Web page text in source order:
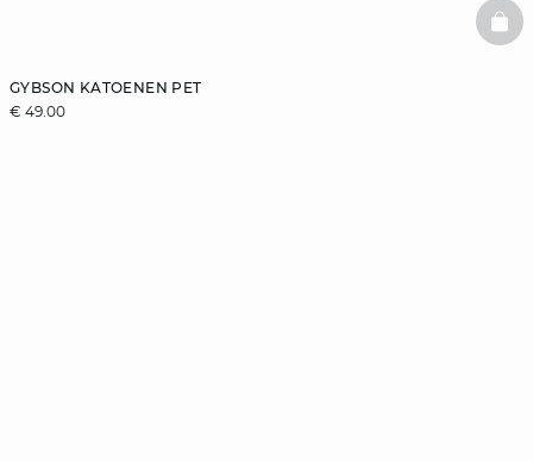
GYBSON KATOENEN PET
€ 49.00